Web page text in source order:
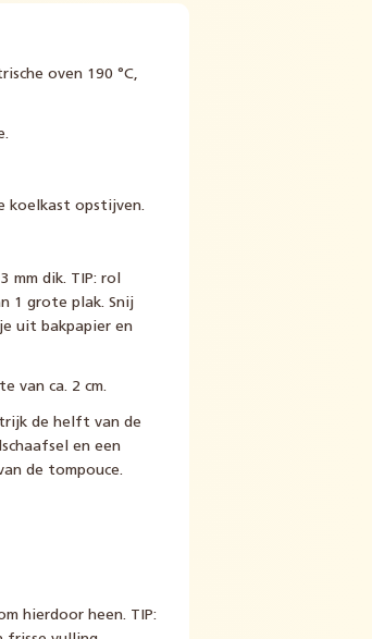
oven 190 °C,
koelkast opstijven.
dik. TIP: rol
1 grote plak. Snij
uit bakpapier en
van ca. 2 cm.
de helft van de
en een
de tompouce.
hierdoor heen. TIP: